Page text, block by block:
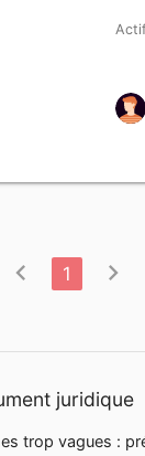
chevron_left 1 chevron_right
juridique
trop vagues :